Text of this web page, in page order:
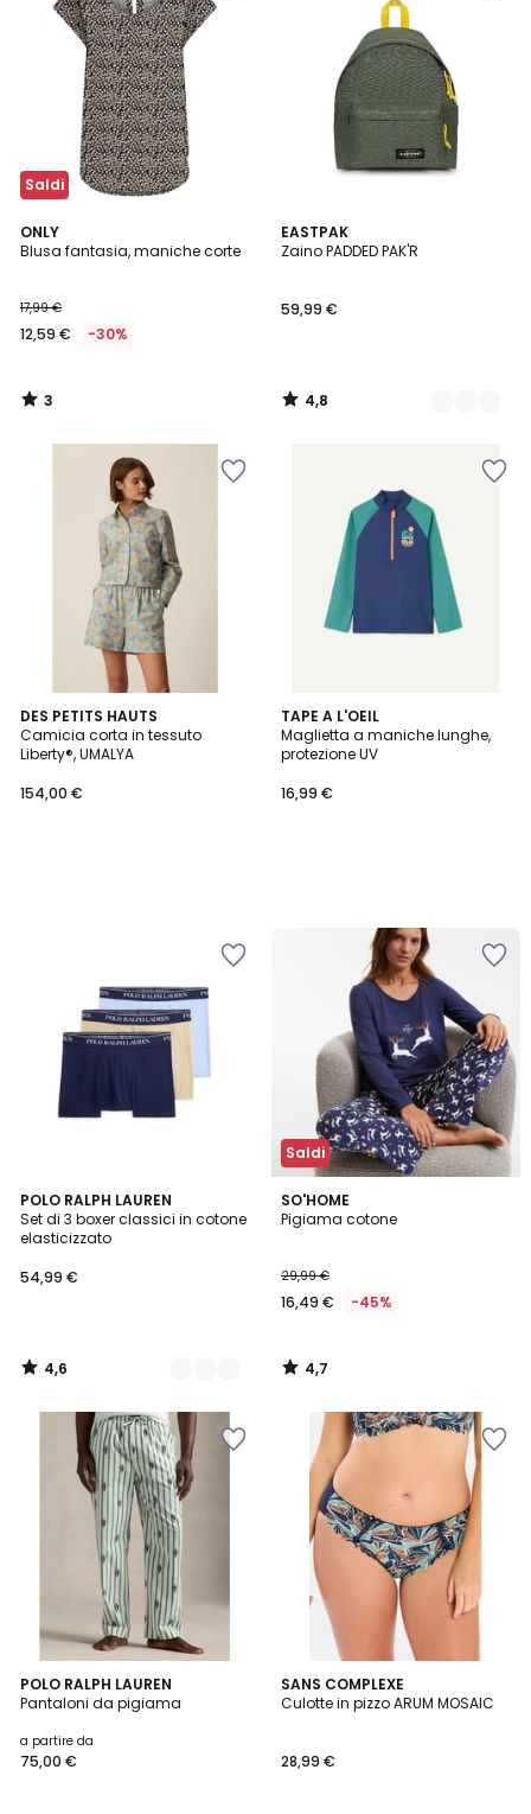
Saldi
ONLY
Blusa fantasia, maniche corte
17,99 €
12,59 € -30%
3
/
3
/
EASTPAK
Zaino PADDED PAK'R
59,99 €
4,8
/ 5
4
Colori
4,8
/
DES PETITS HAUTS
Camicia corta in tessuto
Liberty®, UMALYA
154,00 €
TAPE A L'OEIL
Maglietta a maniche lunghe,
protezione UV
16,99 €
POLO RALPH LAUREN
Set di 3 boxer classici in cotone
elasticizzato
54,99 €
4,6
/ 5
13
Colori
4,6
/
Saldi
SO'HOME
Pigiama cotone
29,99 €
16,49 € -45%
4,7
/ 5
4,7
/
POLO RALPH LAUREN
Pantaloni da pigiama
a partire da
75,00 €
1
/
5
Colori
SANS COMPLEXE
Culotte in pizzo ARUM MOSAIC
28,99 €